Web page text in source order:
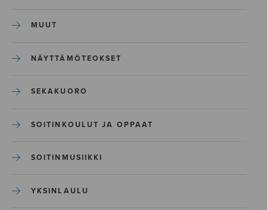
MUUT
NÄYTTÄMÖTEOKSET
SEKAKUORO
SOITINKOULUT JA OPPAAT
SOITINMUSIIKKI
YKSINLAULU